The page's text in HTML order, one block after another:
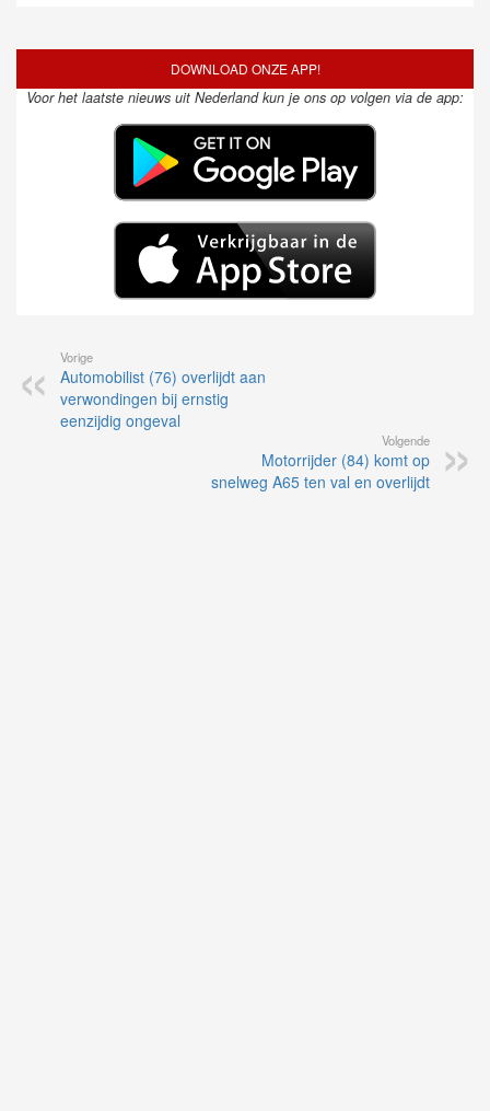
DOWNLOAD ONZE APP!
Voor het laatste nieuws uit Nederland kun je ons op volgen via de app:
Vorige
Automobilist (76) overlijdt aan
verwondingen bij ernstig
eenzijdig ongeval
Volgende
Motorrijder (84) komt op
snelweg A65 ten val en overlijdt